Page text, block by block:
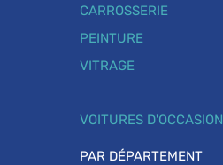
CARROSSERIE
PEINTURE
VITRAGE
VOITURES D'OCCASION
PAR DÉPARTEMENT